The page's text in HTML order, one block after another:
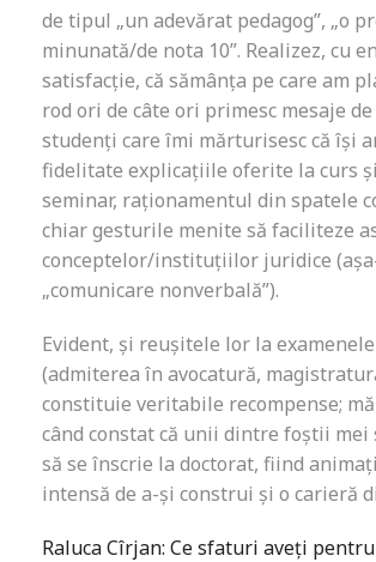
de tipul „un adevărat pedagog”, „o
minunată/de nota 10”. Realizez, cu
satisfacție, că sămânța pe care am
rod ori de câte ori primesc mesaje
studenți care îmi mărturisesc că își
fidelitate explicațiile oferite la curs
seminar, raționamentul din spatele
chiar gesturile menite să faciliteze
conceptelor/instituțiilor juridice
„comunicare nonverbală”).
Evident, și reușitele lor la
(admiterea în avocatură,
constituie veritabile recompense;
când constat că unii dintre foștii mei
să se înscrie la doctorat, fiind
intensă de a-și construi și o carieră
Raluca Cîrjan: Ce sfaturi aveți